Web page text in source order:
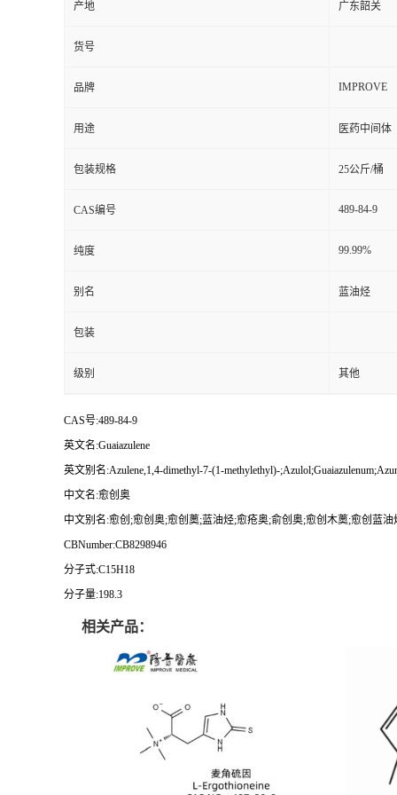
产地 广东韶关
货号
品牌 IMPROVE
用途 医药中间体
包装规格 25公斤/桶
CAS编号 489-84-9
纯度 99.99%
别名 蓝油烃
包装
级别 其他
CAS号:489-84-9
英文名:Guaiazulene
英文别名:Azulene,1,4-dimethyl-7-(1-methylethyl)-
中文名:愈创奥
中文别名:愈创;愈创奥;愈创薁;蓝油烃;愈疮奥;俞创奥;愈创木薁;愈创蓝
CBNumber:CB8298946
分子式:C15H18
分子量:198.3
相关产品：